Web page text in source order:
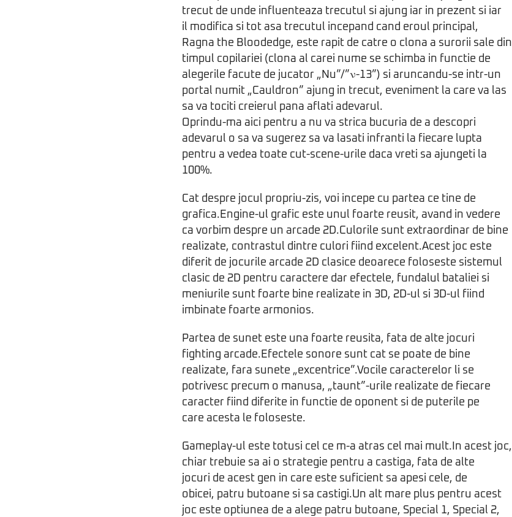
trecut de unde influenteaza trecutul si ajung iar in prezent si iar
il modifica si tot asa trecutul incepand cand eroul principal,
Ragna the Bloodedge, este rapit de catre o clona a surorii sale din
timpul copilariei (clona al carei nume se schimba in functie de
alegerile facute de jucator „Nu”/”ν-13”) si aruncandu-se intr-un
portal numit „Cauldron” ajung in trecut, eveniment la care va las
sa va tociti creierul pana aflati adevarul.
Oprindu-ma aici pentru a nu va strica bucuria de a descopri
adevarul o sa va sugerez sa va lasati infranti la fiecare lupta
pentru a vedea toate cut-scene-urile daca vreti sa ajungeti la
100%.
Cat despre jocul propriu-zis, voi incepe cu partea ce tine de
grafica.Engine-ul grafic este unul foarte reusit, avand in vedere
ca vorbim despre un arcade 2D.Culorile sunt extraordinar de bine
realizate, contrastul dintre culori fiind excelent.Acest joc este
diferit de jocurile arcade 2D clasice deoarece foloseste sistemul
clasic de 2D pentru caractere dar efectele, fundalul bataliei si
meniurile sunt foarte bine realizate in 3D, 2D-ul si 3D-ul fiind
imbinate foarte armonios.
Partea de sunet este una foarte reusita, fata de alte jocuri
fighting arcade.Efectele sonore sunt cat se poate de bine
realizate, fara sunete „excentrice”.Vocile caracterelor li se
potrivesc precum o manusa, „taunt”-urile realizate de fiecare
caracter fiind diferite in functie de oponent si de puterile pe
care acesta le foloseste.
Gameplay-ul este totusi cel ce m-a atras cel mai mult.In acest joc,
chiar trebuie sa ai o strategie pentru a castiga, fata de alte
jocuri de acest gen in care este suficient sa apesi cele, de
obicei, patru butoane si sa castigi.Un alt mare plus pentru acest
joc este optiunea de a alege patru butoane, Special 1, Special 2,